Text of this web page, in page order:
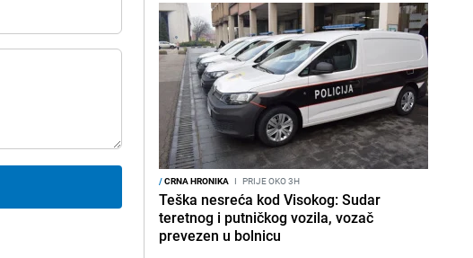
/CRNA HRONIKA I PRIJE OKO 3H
Teška nesreća kod Visokog: Sudar
teretnog i putničkog vozila, vozač
prevezen u bolnicu